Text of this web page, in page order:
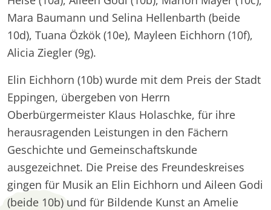
Mara Baumann und Selina Hellenbarth (beide
10d), Tuana Özkök (10e), Mayleen Eichhorn (10f),
Alicia Ziegler (9g).
Elin Eichhorn (10b) wurde mit dem Preis der Stadt
Eppingen, übergeben von Herrn
Oberbürgermeister Klaus Holaschke, für ihre
herausragenden Leistungen in den Fächern
Geschichte und Gemeinschaftskunde
ausgezeichnet. Die Preise des Freundeskreises
gingen für Musik an Elin Eichhorn und Aileen Godi
(beide 10b) und für Bildende Kunst an Amelie